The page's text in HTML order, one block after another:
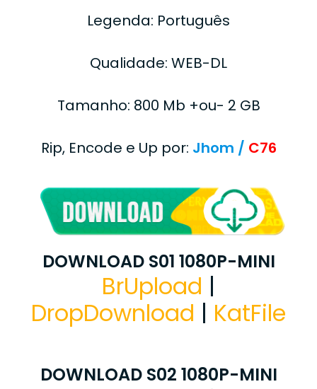
Legenda: Português
Qualidade: WEB-DL
Tamanho: 800 Mb +ou- 2 GB
Rip, Encode e Up por: Jhom / C76
DOWNLOAD S01 1080P-MINI
BrUpload |
DropDownload | KatFile
DOWNLOAD S02 1080P-MINI